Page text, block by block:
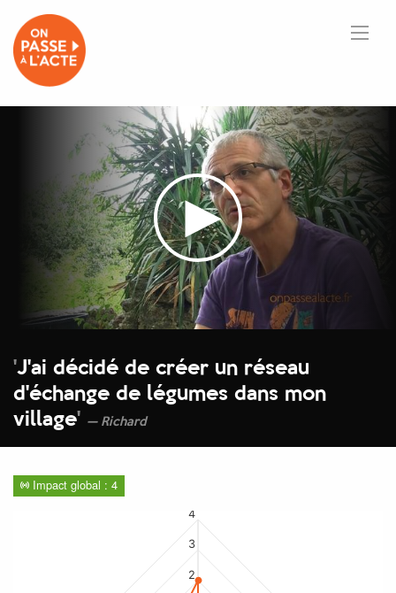
'J'ai décidé de créer un réseau
d'échange de légumes dans mon
village' Richard
Impact global : 4
2
3
4